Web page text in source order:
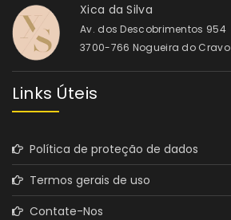
Xica da Silva
Av. dos Descobrimentos 954
3700-766 Nogueira do Cravo
Links Úteis
Política de proteção de dados
Termos gerais de uso
Contate-Nos